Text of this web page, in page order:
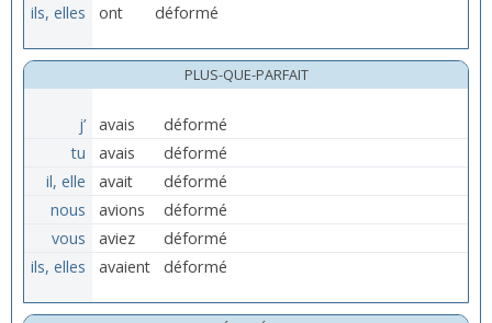
ils, elles
ont déformé
PLUS-QUE-PARFAIT
j’ avais
déformé
tu
avais
déformé
il, elle
avait
déformé
nous
avions
déformé
vous
aviez
déformé
ils, elles
avaient déformé